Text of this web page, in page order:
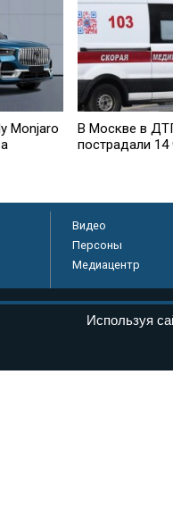
Monjaro
В Москве в
пострадали 14
Видео
Персоны
Медиацентр
Используя